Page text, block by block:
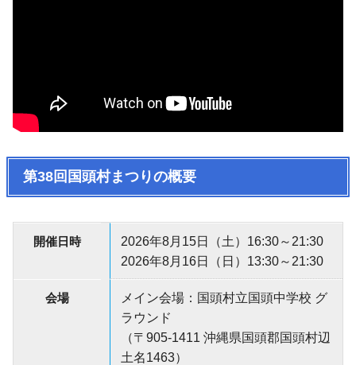
第38回国頭村まつりの概要
開催日時
2026年8月15日（土）16:30～21:30
2026年8月16日（日）13:30～21:30
会場
メイン会場：国頭村立国頭中学校 グ
ラウンド
（〒905-1411 沖縄県国頭郡国頭村辺
土名1463）